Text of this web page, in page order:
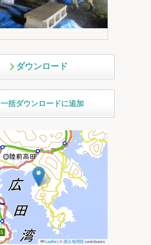
ダウンロード
一括ダウンロードに追加
Leaflet |©国土地理院contributors